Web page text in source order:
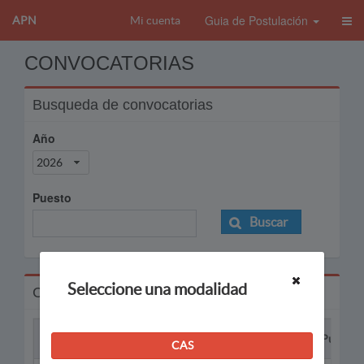
APN Mi cuenta Guia de Postulación
CONVOCATORIAS
Busqueda de convocatorias
Año
2026
Puesto
Buscar
Convocatorias
Puesto
Seleccione una modalidad
CAS